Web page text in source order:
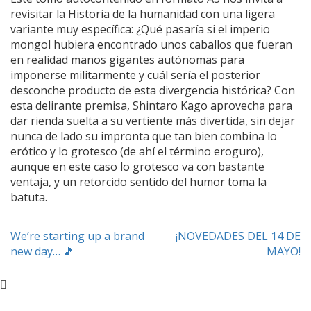
revisitar la Historia de la humanidad con una ligera
variante muy específica: ¿Qué pasaría si el imperio
mongol hubiera encontrado unos caballos que fueran
en realidad manos gigantes autónomas para
imponerse militarmente y cuál sería el posterior
desconche producto de esta divergencia histórica? Con
esta delirante premisa, Shintaro Kago aprovecha para
dar rienda suelta a su vertiente más divertida, sin dejar
nunca de lado su impronta que tan bien combina lo
erótico y lo grotesco (de ahí el término eroguro),
aunque en este caso lo grotesco va con bastante
ventaja, y un retorcido sentido del humor toma la
batuta.
Navegación
de
We’re starting up a brand
new day… 🎵
¡NOVEDADES DEL 14 DE
MAYO!